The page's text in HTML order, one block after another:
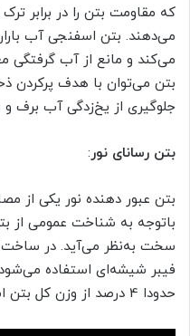
که مقاومت بتن را در برابر
می‌دهند. بتن اسفنجی آب
می‌کند و مانع از آب گرفتگی
بتن می‌توان با هدف پرکردن
جلوگیری از یخ‌زدگی آب برف و
بتن رسانای نور:
بتن عبور دهنده نور یکی از
باتوجه به شناخت عمومی از
سخت به‌نظر می‌آید. در ساخت
فیبر شیشه‌ای استفاده
حدودا 4 درصد از وزن کل بتن است.